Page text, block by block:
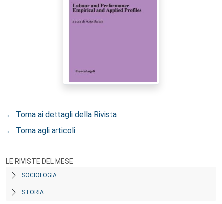
← Torna ai dettagli della Rivista
← Torna agli articoli
LE RIVISTE DEL MESE
SOCIOLOGIA
STORIA